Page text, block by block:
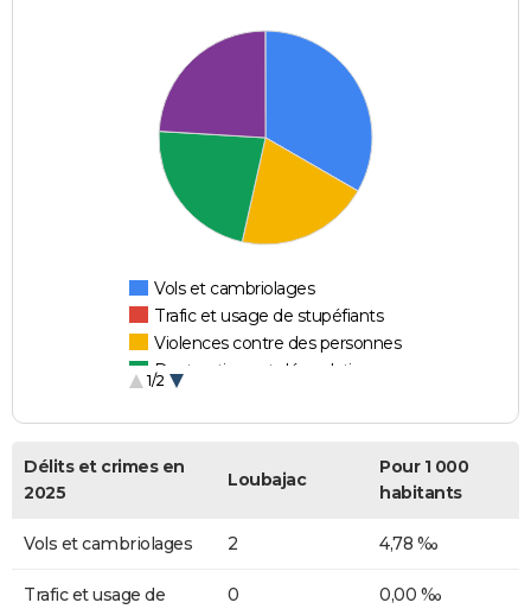
Vols et cambriolages
Trafic et usage de stupéfiants
Violences contre des personnes
Destructions et dégradations
1/2
Délits et crimes en
2025
Loubajac
Pour 1 000
habitants
Vols et cambriolages 2 4,78 ‰
Trafic et usage de
0 0,00 ‰